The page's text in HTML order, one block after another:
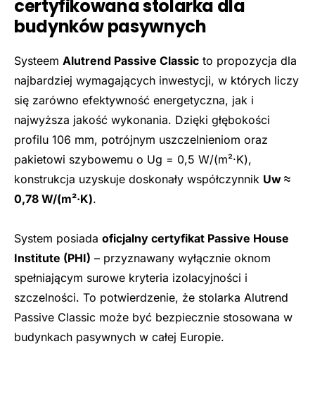
certyfikowana stolarka dla
budynków pasywnych
Systeem Alutrend Passive Classic to propozycja dla
najbardziej wymagających inwestycji, w których liczy
się zarówno efektywność energetyczna, jak i
najwyższa jakość wykonania. Dzięki głębokości
profilu 106 mm, potrójnym uszczelnieniom oraz
pakietowi szybowemu o Ug = 0,5 W/(m²·K),
konstrukcja uzyskuje doskonały współczynnik Uw ≈
0,78 W/(m²·K).
System posiada oficjalny certyfikat Passive House
Institute (PHI) – przyznawany wyłącznie oknom
spełniającym surowe kryteria izolacyjności i
szczelności. To potwierdzenie, że stolarka Alutrend
Passive Classic może być bezpiecznie stosowana w
budynkach pasywnych w całej Europie.